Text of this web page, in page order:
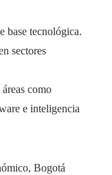
base tecnológica.
sectores
como
e inteligencia
Bogotá